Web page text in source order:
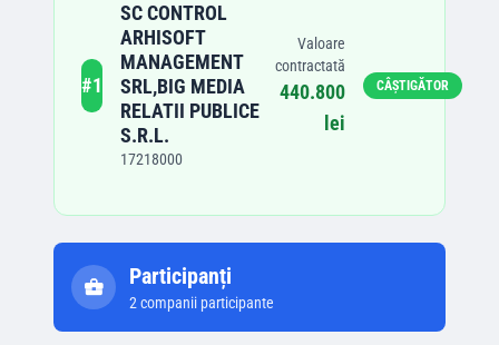
#1
SC CONTROL
ARHISOFT
MANAGEMENT
SRL,BIG MEDIA
RELATII PUBLICE
S.R.L.
17218000
Valoare
contractată
440.800
lei
CÂȘTIGĂTOR
Participanți
2 companii participante